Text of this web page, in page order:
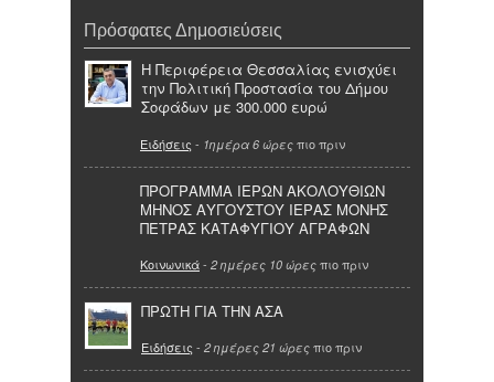
Πρόσφατες Δημοσιεύσεις
Η Περιφέρεια Θεσσαλίας ενισχύει
την Πολιτική Προστασία του Δήμου
Σοφάδων με 300.000 ευρώ
Ειδήσεις - 1ημέρα 6 ώρες πιο πριν
ΠΡΟΓΡΑΜΜΑ ΙΕΡΩΝ ΑΚΟΛΟΥΘΙΩΝ
ΜΗΝΟΣ ΑΥΓΟΥΣΤΟΥ ΙΕΡΑΣ ΜΟΝΗΣ
ΠΕΤΡΑΣ ΚΑΤΑΦΥΓΙΟΥ ΑΓΡΑΦΩΝ
Κοινωνικά- 2 ημέρες 10 ώρες πιο πριν
ΠΡΩΤΗ ΓΙΑ ΤΗΝ ΑΣΑ
Ειδήσεις - 2 ημέρες 21 ώρες πιο πριν